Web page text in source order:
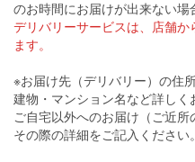
のお時間にお届けが出来ない場
デリバリーサービスは、店舗か
ます。
※お届け先（デリバリー）の住
建物・マンション名など詳しく
ご自宅以外へのお届け（ご近所
その際の詳細をご記入ください。